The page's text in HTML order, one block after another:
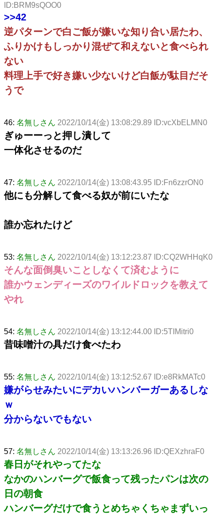
ID:BRM9sQOO0
>>42
逆パターンで白ご飯が嫌いな知り合い居たわ、
ふりかけもしっかり混ぜて和えないと食べられ
ない
料理上手で好き嫌い少ないけど白飯が駄目だそ
うで
46: 名無しさん 2022/10/14(金) 13:08:29.89 ID:vcXbELMN0
ぎゅーーっと押し潰して
一体化させるのだ
47: 名無しさん 2022/10/14(金) 13:08:43.95 ID:Fn6zzrON0
他にも分解して食べる奴が前にいたな
誰か忘れたけど
53: 名無しさん 2022/10/14(金) 13:12:23.87 ID:CQ2WHHqK0
そんな面倒臭いことしなくて済むように
誰かウェンディーズのワイルドロックを教えて
やれ
54: 名無しさん 2022/10/14(金) 13:12:44.00 ID:5TIMitri0
昔味噌汁の具だけ食べたわ
55: 名無しさん 2022/10/14(金) 13:12:52.67 ID:e8RkMATc0
嫌がらせみたいにデカいハンバーガーあるしな
ｗ
分からないでもない
57: 名無しさん 2022/10/14(金) 13:13:26.96 ID:QEXzhraF0
春日がそれやってたな
なかのハンバーグで飯食って残ったパンは次の
日の朝食
ハンバーグだけで食うとめちゃくちゃまずいっ